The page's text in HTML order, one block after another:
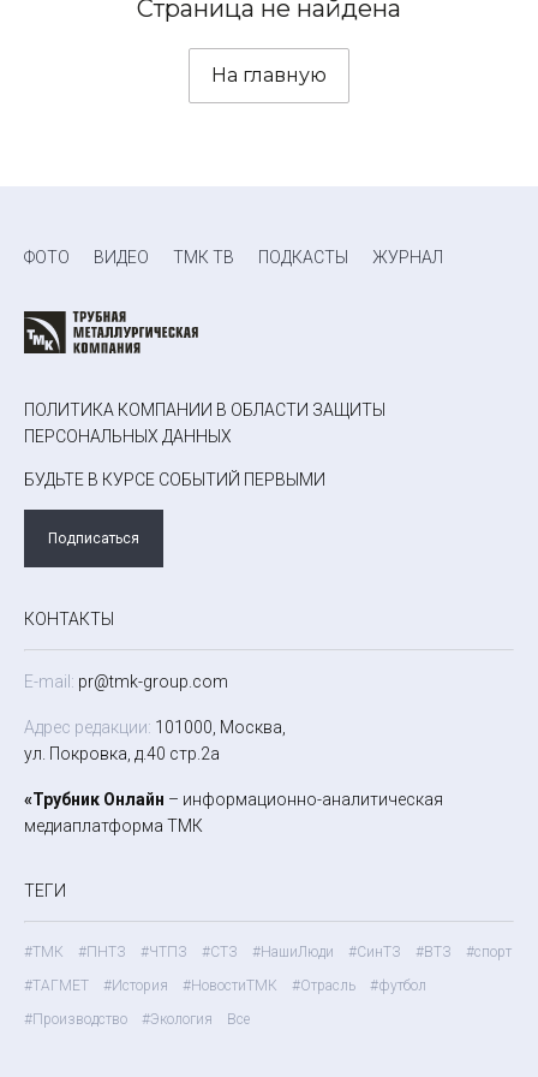
Страница не найдена
На главную
ФОТО ВИДЕО ТМК ТВ ПОДКАСТЫ ЖУРНАЛ
ПОЛИТИКА КОМПАНИИ В ОБЛАСТИ ЗАЩИТЫ
ПЕРСОНАЛЬНЫХ ДАННЫХ
БУДЬТЕ В КУРСЕ СОБЫТИЙ ПЕРВЫМИ
Подписаться
КОНТАКТЫ
E-mail: pr@tmk-group.com
Адрес редакции: 101000, Москва,
ул. Покровка, д.40 стр.2а
«Трубник Онлайн – информационно-аналитическая
медиаплатформа ТМК
ТЕГИ
#ТМК #ПНТЗ #ЧТПЗ #СТЗ #НашиЛюди #СинТЗ #ВТЗ
#спорт
#ТАГМЕТ
#История #НовостиТМК #Отрасль
#футбол
#Производство
#Экология Все